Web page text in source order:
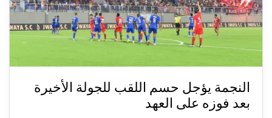
النجمة يؤجل حسم اللقب للجولة الأخيرة
بعد فوزه على العهد